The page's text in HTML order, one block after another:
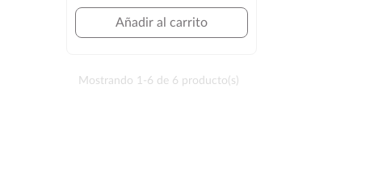
Añadir al carrito
Mostrando 1-6 de 6 producto(s)